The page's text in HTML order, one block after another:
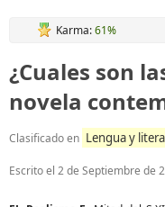
Karma:61%
¿Cuales son
novela
Clasificado en Lengua y
Escrito el 2 de Septiembre de